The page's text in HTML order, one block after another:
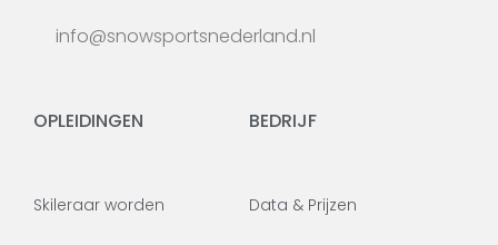
info@snowsportsnederland.nl
OPLEIDINGEN
Skileraar worden
BEDRIJF
Data & Prijzen